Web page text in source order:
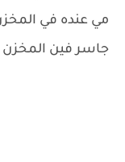
مي عنده في
جاسر فين المخزن